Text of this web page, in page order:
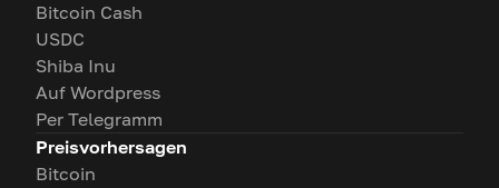
Bitcoin Cash
USDC
Shiba Inu
Auf Wordpress
Per Telegramm
Preisvorhersagen
Bitcoin